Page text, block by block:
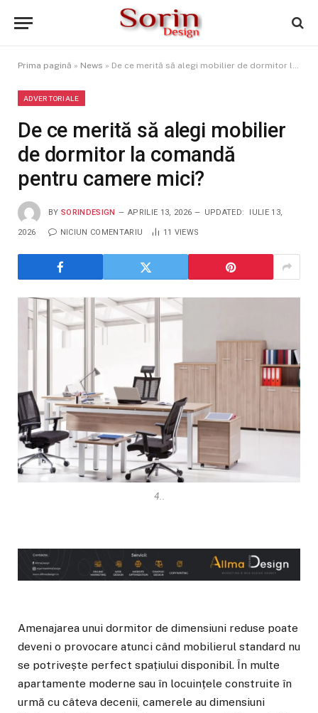
Prima pagină » News » De ce merită să alegi mobilier de dormitor la comandă pentru camere mici?
ADVERTORIALE
De ce merită să alegi mobilier
de dormitor la comandă
pentru camere mici?
BY SORINDESIGN APRILIE 13, 2026 UPDATED: IULIE 13,
2026 NICIUN COMENTARIU 11 VIEWS
4..
Amenajarea unui dormitor de dimensiuni reduse poate
deveni o provocare atunci când mobilierul standard nu
se potrivește perfect spațiului disponibil. În multe
apartamente moderne sau în locuințele construite în
urmă cu câteva decenii, camerele au dimensiuni